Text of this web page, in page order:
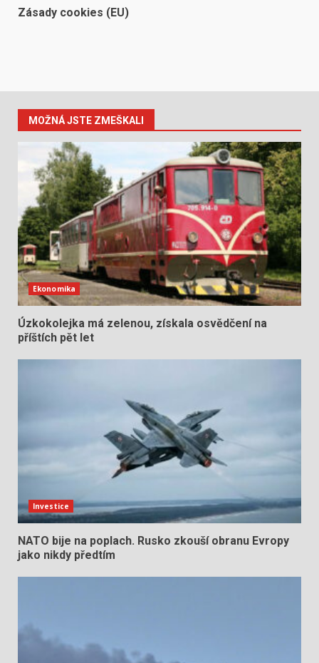
Zásady cookies (EU)
MOŽNÁ JSTE ZMEŠKALI
Ekonomika
Úzkokolejka má zelenou, získala osvědčení na
příštích pět let
Investice
NATO bije na poplach. Rusko zkouší obranu Evropy
jako nikdy předtím